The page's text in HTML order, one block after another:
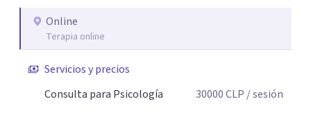
Psicoterapia Sistémica, una metodología que considera
las dinámicas y relaciones dentro de cada sistema
técnicas como la Terapia Breve Sistémica y la Terapia
Enfocada en Soluciones, busco comprender cómo los
Online
Terapia online
Servicios y precios
Consulta para Psicología
30000CLP / sesión